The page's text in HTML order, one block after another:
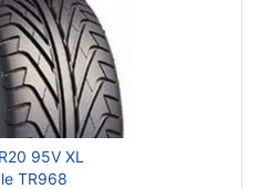
95V XL
TR968